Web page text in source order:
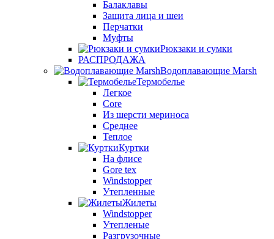
Балаклавы
Защита лица и шеи
Перчатки
Муфты
Рюкзаки и сумки
РАСПРОДАЖА
Водоплавающие Marsh
Термобелье
Легкое
Core
Из шерсти мериноса
Среднее
Теплое
Куртки
На флисе
Gore tex
Windstopper
Утепленные
Жилеты
Windstopper
Утепленые
Разгрузочные